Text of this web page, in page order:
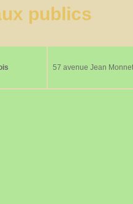
publics
57 avenue Jean Monnet